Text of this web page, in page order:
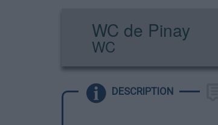
WC de Pinay
WC
DESCRIPTION